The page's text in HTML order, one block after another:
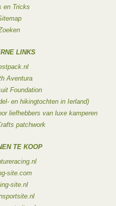
en Tricks
LINKS
Aventura
Foundation
en hikingtochten in Ierland)
liefhebbers van luxe kamperen
patchwork
TE KOOP
site.com
site.nl